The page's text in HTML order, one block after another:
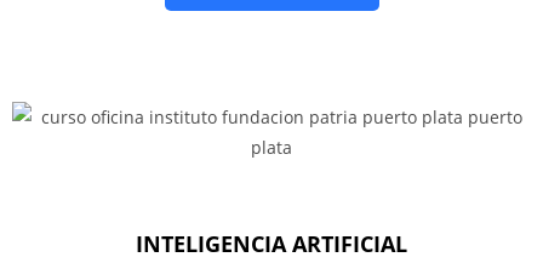
INTELIGENCIA ARTIFICIAL